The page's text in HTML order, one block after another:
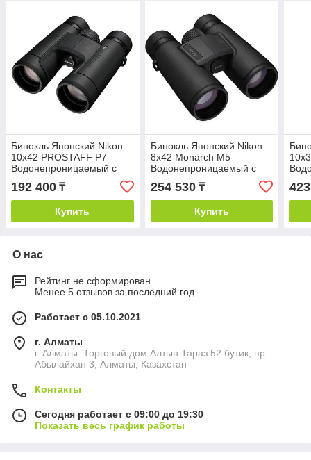
Бинокль Японский Nikon
10x42 PROSTAFF P7
Водонепроницаемый с
Крышей Призма и Углом
Обзора 7°
192 400 ₸
Купить
Бинокль Японский Nikon
8x42 Monarch M5
Водонепроницаемый с
Крышей Призма и Углом
Обзора 6.4°, Черный
254 530₸
Купить
О нас
Рейтинг не сформирован
Менее 5 отзывов за последний год
Работает с 05.10.2021
г. Алматы
г. Алматы: Торговый дом Алтын Тараз 52 бутик, пр.
Абылайхан 3, Алматы, Казахстан
Контакты
Сегодня работает с 09:00 до 19:30
Показать весь график работы